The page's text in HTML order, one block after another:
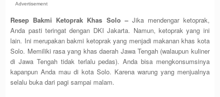
Advertisement
Resep Bakmi Ketoprak Khas Solo –Jika mendengar ketoprak,
Anda pasti teringat dengan DKI Jakarta. Namun, ketoprak yang ini
lain. Ini merupakan bakmi ketoprak yang menjadi makanan khas kota
Solo. Memiliki rasa yang khas daerah Jawa Tengah (walaupun kuliner
di Jawa Tengah tidak terlalu pedas). Anda bisa mengkonsumsinya
kapanpun Anda mau di kota Solo. Karena warung yang menjualnya
selalu buka dari pagi sampai malam.